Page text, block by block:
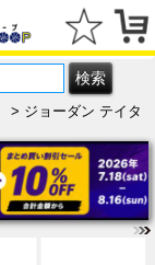
> ジョーダン テイタ